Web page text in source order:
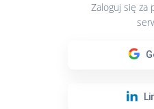
Zaloguj się za